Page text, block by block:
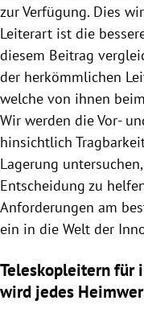
zur Verfügung. Dies
Leiterart ist die
diesem Beitrag
der herkömmlichen
welche von ihnen
Wir werden die Vor-
hinsichtlich
Lagerung
Entscheidung zu
Anforderungen am
ein in die Welt der
Teleskopleitern für
wird jedes